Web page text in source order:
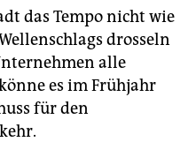
das Tempo nicht wie
drosseln
alle
es im Frühjahr
für den